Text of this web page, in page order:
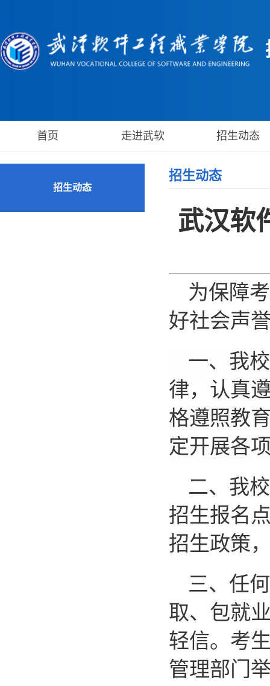
首页 走进武软 招生动态
招生动态
招生动态
武汉软
为保障
好社会声
一、我校
律，认真
格遵照教
定开展各
二、我
招生报名
招生政策
三、任
取、包就
轻信。考
管理部门